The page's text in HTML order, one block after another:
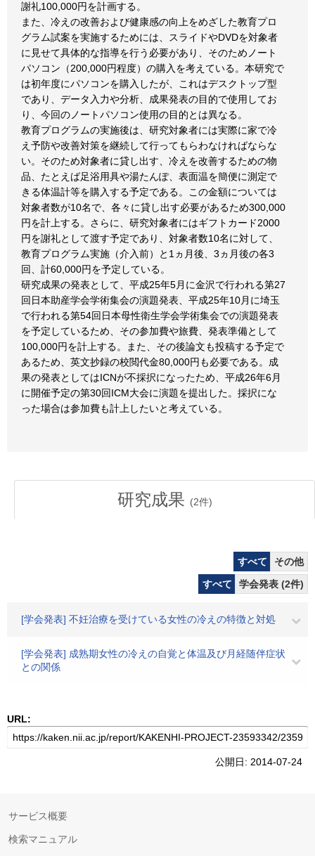
謝礼100,000円を計画する。
また、冷えの改善および健康感の向上をめざした教育プロ
グラム試案を実施するためには、スライドやDVDを対象者
に見せて具体的な指導を行う必要があり、そのためノート
パソコン（200,000円程度）の購入を考えている。本研究で
は初年度にパソコンを購入したが、これはデスクトップ型
であり、データ入力や分析、成果発表の目的で使用してお
り、今回のノートパソコン使用の目的とは異なる。
教育プログラムの実施後は、研究対象者には実際に家で冷
え予防や改善対策を継続して行ってもらわなければならな
い。そのため対象者に貸し出す、冷えを改善するための物
品、たとえば足浴用具や湯たんぽ、表面温を簡便に測定で
きる体温計等を購入する予定である。この金額については
対象者数が10名で、各々に貸し出す必要があるため300,000
円を計上する。さらに、研究対象者にはギフトカード2000
円を謝礼として渡す予定であり、対象者数10名に対して、
教育プログラム実施（介入前）と1ヵ月後、3ヵ月後の各3
回、計60,000円を予定している。
研究成果の発表として、平成25年5月に金沢で行われる第27
回日本助産学会学術集会の演題発表、平成25年10月に埼玉
で行われる第54回日本母性衛生学会学術集会での演題発表
を予定しているため、その参加費や旅費、発表準備として
100,000円を計上する。また、その後論文も投稿する予定で
あるため、英文抄録の校閲代金80,000円も必要である。成
果の発表としてはICNが不採択になったため、平成26年6月
に開催予定の第30回ICM大会に演題を提出した。採択にな
った場合は参加費も計上したいと考えている。
研究成果 (2件)
すべて
その他
すべて
学会発表 (2件)
[学会発表] 不妊治療を受けている女性の冷えの特徴と対処
[学会発表] 成熟期女性の冷えの自覚と体温及び月経随伴症状
との関係
URL:
公開日: 2014-07-24
サービス概要
検索マニュアル